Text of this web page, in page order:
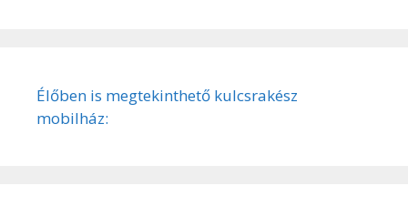
Élőben is megtekinthető kulcsrakész
mobilház: